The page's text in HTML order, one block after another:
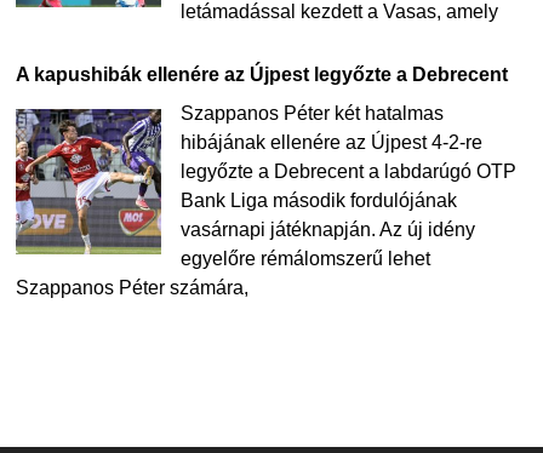
letámadással kezdett a Vasas, amely
A kapushibák ellenére az Újpest legyőzte a Debrecent
Szappanos Péter két hatalmas
hibájának ellenére az Újpest 4-2-re
legyőzte a Debrecent a labdarúgó OTP
Bank Liga második fordulójának
vasárnapi játéknapján. Az új idény
egyelőre rémálomszerű lehet
Szappanos Péter számára,